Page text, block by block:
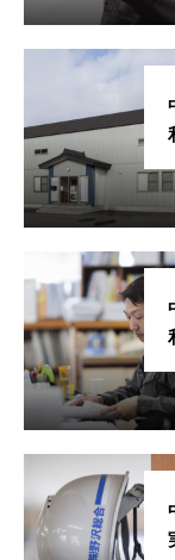
社長メッセージ
企業文化
福利厚生
よくある質問
採用の流れ